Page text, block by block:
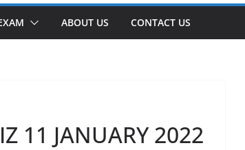
ABOUT US CONTACT US
11 JANUARY 2022